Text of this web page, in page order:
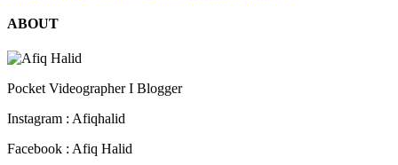
ABOUT
Pocket Videographer I Blogger
Instagram : Afiqhalid
Facebook : Afiq Halid